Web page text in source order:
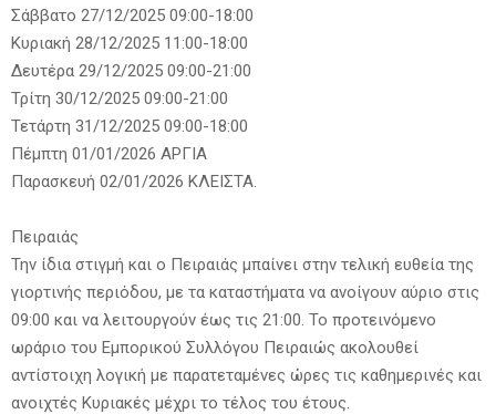
Σάββατο 27/12/2025 09:00-18:00
Κυριακή 28/12/2025 11:00-18:00
Δευτέρα 29/12/2025 09:00-21:00
Τρίτη 30/12/2025 09:00-21:00
Τετάρτη 31/12/2025 09:00-18:00
Πέμπτη 01/01/2026 ΑΡΓΙΑ
Παρασκευή 02/01/2026 ΚΛΕΙΣΤΑ.
Πειραιάς
Την ίδια στιγμή και ο Πειραιάς μπαίνει στην τελική ευθεία της
γιορτινής περιόδου, με τα καταστήματα να ανοίγουν αύριο στις
09:00 και να λειτουργούν έως τις 21:00. Το προτεινόμενο
ωράριο του Εμπορικού Συλλόγου Πειραιώς ακολουθεί
αντίστοιχη λογική με παρατεταμένες ώρες τις καθημερινές και
ανοιχτές Κυριακές μέχρι το τέλος του έτους.